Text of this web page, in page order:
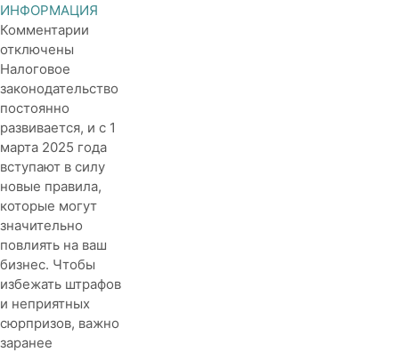
ИНФОРМАЦИЯ
Комментарии
в
законодательстве
с
1
марта
2025
отключены
Налоговое
законодательство
постоянно
развивается, и с 1
марта 2025 года
вступают в силу
новые правила,
которые могут
значительно
повлиять на ваш
бизнес. Чтобы
избежать штрафов
и неприятных
сюрпризов, важно
заранее